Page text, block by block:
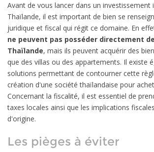
Avant de vous lancer dans un investissement
Thaïlande, il est important de bien se
juridique et fiscal qui régit ce domaine. En
ne peuvent pas posséder directement
Thaïlande, mais ils peuvent acquérir des
que des villas ou des appartements. Il existe
solutions permettant de contourner cette
création d'une société thaïlandaise pour
Concernant la fiscalité, il est essentiel de
taxes locales ainsi que les implications
d'origine.
Les pièges à éviter